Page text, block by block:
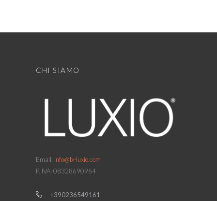
CHI SIAMO
Email: info@lx-luxio.com
P. IVA: 08328690964
+390236549161